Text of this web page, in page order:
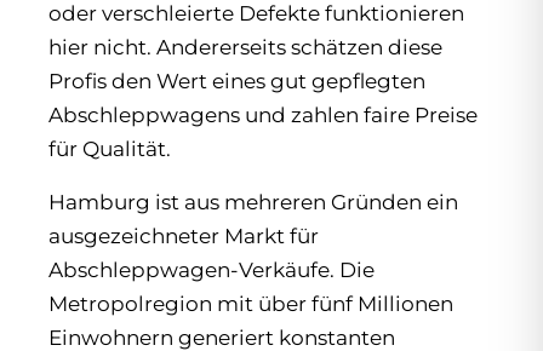
oder verschleierte Defekte funktionieren
hier nicht. Andererseits schätzen diese
Profis den Wert eines gut gepflegten
Abschleppwagens und zahlen faire Preise
für Qualität.
Hamburg ist aus mehreren Gründen ein
ausgezeichneter Markt für
Abschleppwagen-Verkäufe. Die
Metropolregion mit über fünf Millionen
Einwohnern generiert konstanten